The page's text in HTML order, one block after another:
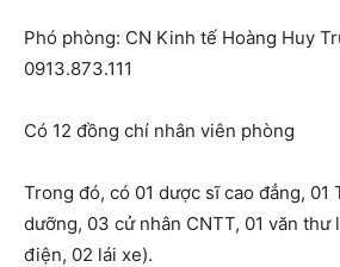
Phó phòng: CN Kinh tế Hoàng
0913.873.111
Có 12 đồng chí nhân viên phòng
Trong đó, có 01 dược sĩ cao đẳng, 01
dưỡng, 03 cử nhân CNTT, 01 văn thư
điện, 02 lái xe).